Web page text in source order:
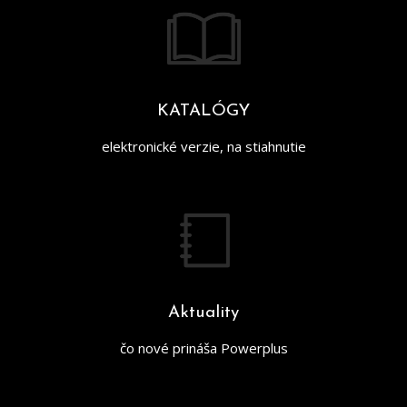
KATALÓGY
elektronické verzie, na stiahnutie
Aktuality
čo nové prináša Powerplus